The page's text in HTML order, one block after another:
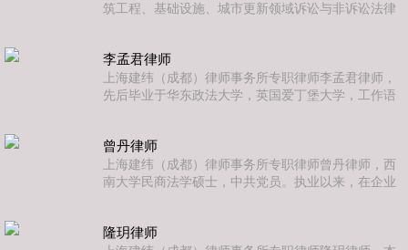
财政评审、审计局委托的重大工程审计项目，主导近
筑工程、基础设施、城市更新领域诉讼与非诉讼法律
程师、监理工程师执业资格。成为专职律师前，曾先
后任职于设计院、住房城乡建设主管部门，担任工程
师、公职律师（2022年首次执业）与法律顾问。曾深
李孟君律师
上海建纬（成都）律师事务所专职律师李孟君律师，
先后毕业于华东政法大学，英国爱丁堡大学，工作语
单位提供日常法律服务及为重大经营决策提供法律意
见及建议，在该领域内累积了丰富的房地产开发及建
设工程领域等诉讼与非诉讼法律实务经验。
曾丹律师
上海建纬（成都）律师事务所专职律师曾丹律师，西
南大学民商法学硕士，中共党员。执业以来，在企业
融、民事及执行类争议解决案件。曾丹律师长期为多
隆玥律师